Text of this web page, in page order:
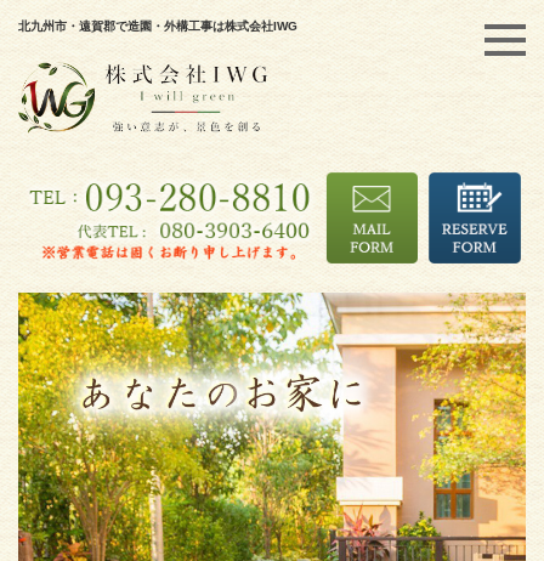
北九州市・遠賀郡で造園・外構工事は株式会社IWG